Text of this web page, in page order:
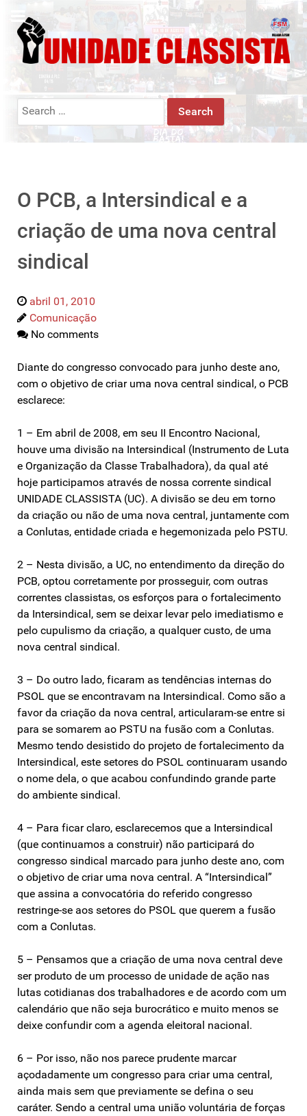
Search
O PCB, a Intersindical e a
criação de uma nova central
sindical
abril 01, 2010
Comunicação
No comments
Diante do congresso convocado para junho deste ano,
com o objetivo de criar uma nova central sindical, o PCB
esclarece:
1 – Em abril de 2008, em seu II Encontro Nacional,
houve uma divisão na Intersindical (Instrumento de Luta
e Organização da Classe Trabalhadora), da qual até
hoje participamos através de nossa corrente sindical
UNIDADE CLASSISTA (UC). A divisão se deu em torno
da criação ou não de uma nova central, juntamente com
a Conlutas, entidade criada e hegemonizada pelo PSTU.
2 – Nesta divisão, a UC, no entendimento da direção do
PCB, optou corretamente por prosseguir, com outras
correntes classistas, os esforços para o fortalecimento
da Intersindical, sem se deixar levar pelo imediatismo e
pelo cupulismo da criação, a qualquer custo, de uma
nova central sindical.
3 – Do outro lado, ficaram as tendências internas do
PSOL que se encontravam na Intersindical. Como são a
favor da criação da nova central, articularam-se entre si
para se somarem ao PSTU na fusão com a Conlutas.
Mesmo tendo desistido do projeto de fortalecimento da
Intersindical, este setores do PSOL continuaram usando
o nome dela, o que acabou confundindo grande parte
do ambiente sindical.
4 – Para ficar claro, esclarecemos que a Intersindical
(que continuamos a construir) não participará do
congresso sindical marcado para junho deste ano, com
o objetivo de criar uma nova central. A “Intersindical”
que assina a convocatória do referido congresso
restringe-se aos setores do PSOL que querem a fusão
com a Conlutas.
5 – Pensamos que a criação de uma nova central deve
ser produto de um processo de unidade de ação nas
lutas cotidianas dos trabalhadores e de acordo com um
calendário que não seja burocrático e muito menos se
deixe confundir com a agenda eleitoral nacional.
6 – Por isso, não nos parece prudente marcar
açodadamente um congresso para criar uma central,
ainda mais sem que previamente se defina o seu
caráter. Sendo a central uma união voluntária de forças